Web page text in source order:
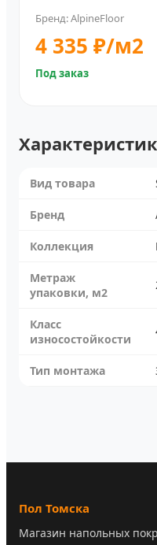
Бренд: AlpineFloor
4 335 ₽/м2
Под заказ
Вид товара
Бренд
Коллекция
Метраж
упаковки, м2
Класс
износостойкости
Тип монтажа
Пол Томска
Магазин напольных